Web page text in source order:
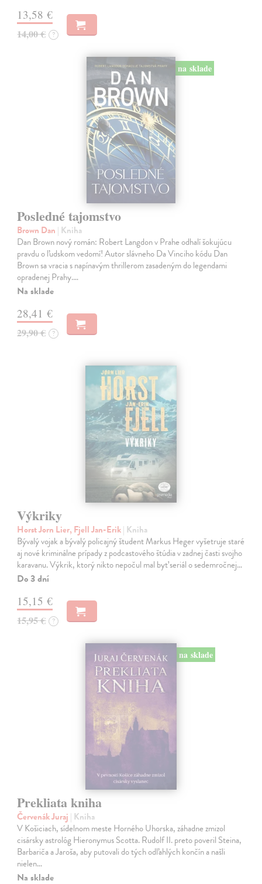
13,58 €
14,00 € ?
na sklade
Posledné tajomstvo
Brown Dan | Kniha
Dan Brown nový román: Robert Langdon v Prahe odhalí šokujúcu
pravdu o ľudskom vedomí! Autor slávneho Da Vinciho kódu Dan
Brown sa vracia s napínavým thrillerom zasadeným do legendami
opradenej Prahy.…
Na sklade
28,41 €
29,90 € ?
Výkriky
Horst Jorn Lier, Fjell Jan-Erik| Kniha
Bývalý vojak a bývalý policajný študent Markus Heger vyšetruje staré
aj nové kriminálne prípady z podcastového štúdia v zadnej časti svojho
karavanu. Výkrik, ktorý nikto nepočul mal byť seriál o sedemročnej…
Do 3 dní
15,15 €
15,95 € ?
na sklade
Prekliata kniha
Červenák Juraj | Kniha
V Košiciach, sídelnom meste Horného Uhorska, záhadne zmizol
cisársky astrológ Hieronymus Scotta. Rudolf II. preto poveril Steina,
Barbariča a Jaroša, aby putovali do tých odľahlých končín a našli
nielen…
Na sklade